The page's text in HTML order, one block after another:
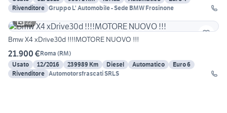
Rivenditore Gruppo L' Automobile - Sede BMW Frosinone
22
Bmw X4 xDrive30d !!!!MOTORE NUOVO !!!
21.900 €Roma (RM)
Usato
12/2016 239989 Km Diesel Automatico
Euro 6
Rivenditore Automotorsfrascati SRLS